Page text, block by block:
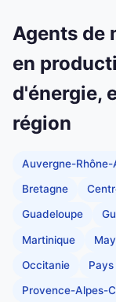
Agents de
en
d'énergie,
région
Auvergne-Rhône-
Bretagne
Guadeloupe
Martinique
Occitanie
Provence-Alpes-